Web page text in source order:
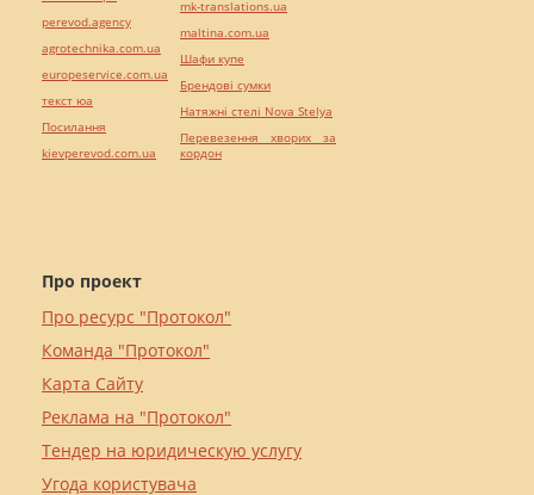
Про проект
Про ресурс "Протокол"
Команда "Протокол"
Карта Сайту
Реклама на "Протокол"
Тендер на юридическую услугу
Угода користувача
perevod.agency
agrotechnika.com.ua
europeservice.com.ua
текст юа
Посилання
kievperevod.com.ua
mk-translations.ua
maltina.com.ua
Шафи купе
Брендові сумки
Натяжні стелі Nova Stelya
Перевезення хворих за
кордон